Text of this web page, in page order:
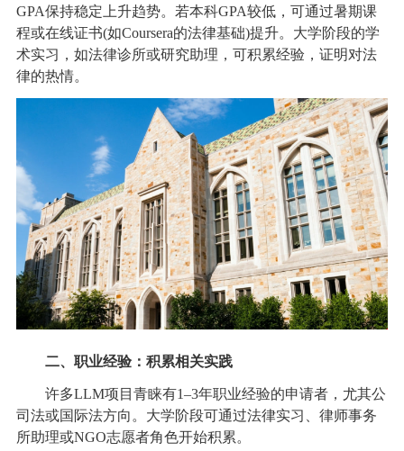
GPA保持稳定上升趋势。若本科GPA较低，可通过暑期课
程或在线证书(如Coursera的法律基础)提升。大学阶段的学
术实习，如法律诊所或研究助理，可积累经验，证明对法
律的热情。
二、职业经验：积累相关实践
许多LLM项目青睐有1–3年职业经验的申请者，尤其公
司法或国际法方向。大学阶段可通过法律实习、律师事务
所助理或NGO志愿者角色开始积累。